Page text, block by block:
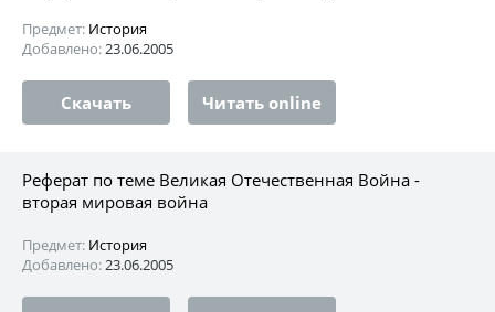
Предмет: История
Добавлено:23.06.2005
Скачать Читать online
Реферат по теме Великая Отечественная Война -
вторая мировая война
Предмет: История
Добавлено:23.06.2005